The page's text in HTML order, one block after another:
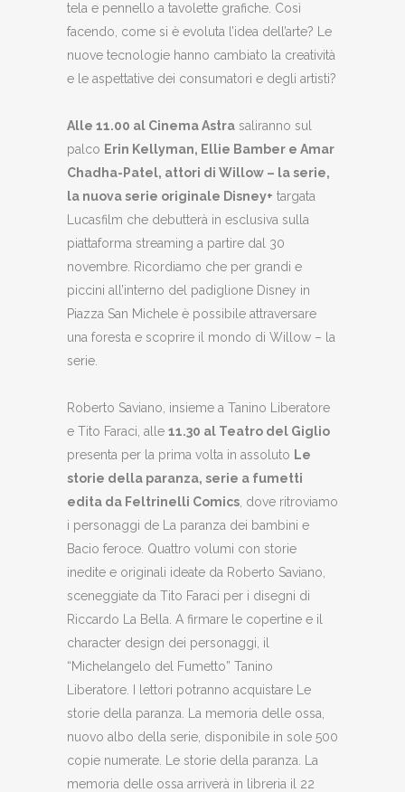
tela e pennello a tavolette grafiche. Così
facendo, come si è evoluta l’idea dell’arte? Le
nuove tecnologie hanno cambiato la creatività
e le aspettative dei consumatori e degli artisti?
Alle 11.00 al Cinema Astra saliranno sul
palco Erin Kellyman, Ellie Bamber e Amar
Chadha-Patel, attori di Willow – la serie,
la nuova serie originale Disney+ targata
Lucasfilm che debutterà in esclusiva sulla
piattaforma streaming a partire dal 30
novembre. Ricordiamo che per grandi e
piccini all’interno del padiglione Disney in
Piazza San Michele è possibile attraversare
una foresta e scoprire il mondo di Willow – la
serie.
Roberto Saviano, insieme a Tanino Liberatore
e Tito Faraci, alle 11.30 al Teatro del Giglio
presenta per la prima volta in assoluto Le
storie della paranza, serie a fumetti
edita da Feltrinelli Comics , dove ritroviamo
i personaggi de La paranza dei bambini e
Bacio feroce. Quattro volumi con storie
inedite e originali ideate da Roberto Saviano,
sceneggiate da Tito Faraci per i disegni di
Riccardo La Bella. A firmare le copertine e il
character design dei personaggi, il
“Michelangelo del Fumetto” Tanino
Liberatore. I lettori potranno acquistare Le
storie della paranza. La memoria delle ossa,
nuovo albo della serie, disponibile in sole 500
copie numerate. Le storie della paranza. La
memoria delle ossa arriverà in libreria il 22